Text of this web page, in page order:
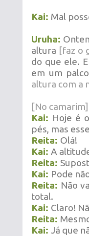
Kai: Mal
Uruha:
altura [faz o
do que ele.
em um
altura com a
[No camarim]
Kai: Hoje é
pés, mas
Reita: Olá!
Kai: A
Reita:
Kai: Pode
Reita: Não
total.
Kai: Claro!
Reita:
Kai: Já que